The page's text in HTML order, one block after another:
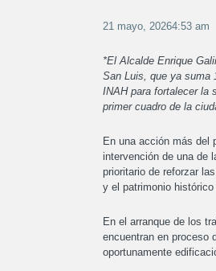
21 mayo, 20264:53 am
*El Alcalde Enrique
San Luis, que ya suma
INAH para fortalecer la
primer cuadro de la
En una acción más del
intervención de una de
prioritario de reforzar
y el patrimonio
En el arranque de los
encuentran en proceso
oportunamente